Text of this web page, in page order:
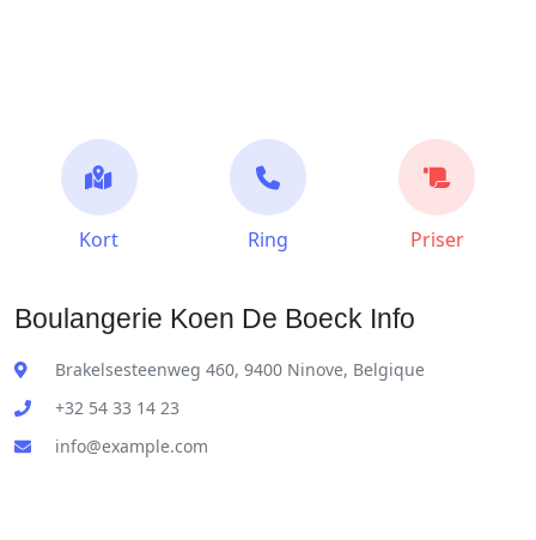
Kort Ring Priser
Boulangerie Koen De Boeck Info
Brakelsesteenweg 460, 9400 Ninove, Belgique
+32 54 33 14 23
info@example.com